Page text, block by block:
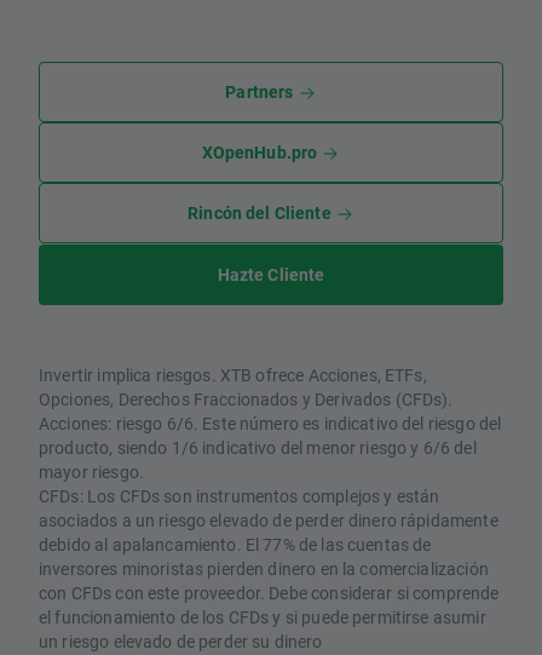
Partners
XOpenHub.pro
Rincón del Cliente
Hazte Cliente
Invertir implica riesgos. XTB ofrece Acciones, ETFs,
Opciones, Derechos Fraccionados y Derivados (CFDs).
Acciones: riesgo 6/6. Este número es indicativo del riesgo del
producto, siendo 1/6 indicativo del menor riesgo y 6/6 del
mayor riesgo.
CFDs: Los CFDs son instrumentos complejos y están
asociados a un riesgo elevado de perder dinero rápidamente
debido al apalancamiento. El 77% de las cuentas de
inversores minoristas pierden dinero en la comercialización
con CFDs con este proveedor. Debe considerar si comprende
el funcionamiento de los CFDs y si puede permitirse asumir
un riesgo elevado de perder su dinero